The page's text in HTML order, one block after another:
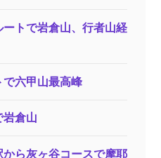
トで岩倉山、行者山経
六甲山最高峰
岩倉山
ら灰ヶ谷コースで摩耶